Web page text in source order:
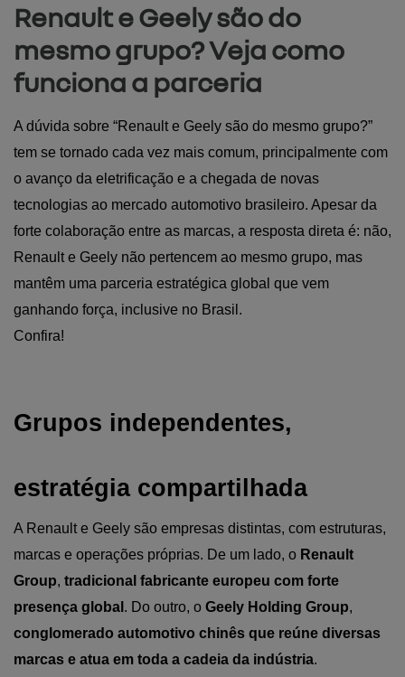
Renault e Geely são do
mesmo grupo? Veja como
funciona a parceria
A dúvida sobre “Renault e Geely são do mesmo grupo?”
tem se tornado cada vez mais comum, principalmente com
o avanço da eletrificação e a chegada de novas
tecnologias ao mercado automotivo brasileiro. Apesar da
forte colaboração entre as marcas, a resposta direta é: não,
Renault e Geely não pertencem ao mesmo grupo, mas
mantêm uma parceria estratégica global que vem
ganhando força, inclusive no Brasil.
Confira!
Grupos independentes,
estratégia compartilhada
A Renault e Geely são empresas distintas, com estruturas,
marcas e operações próprias. De um lado, o Renault
Group, tradicional fabricante europeu com forte
presença global . Do outro, o Geely Holding Group
conglomerado automotivo chinês que reúne diversas
marcas e atua em toda a cadeia da indústria.